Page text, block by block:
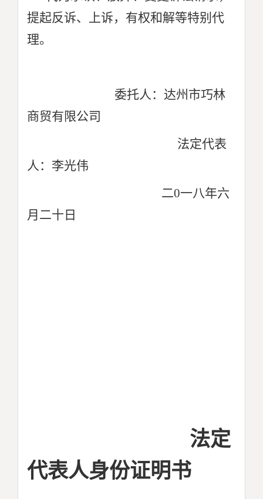
提起反诉、上诉，有权和解等特别代
理。
委托人：达州市巧林
商贸有限公司
法定代表
人：李光伟
二0一八年六
月二十日
法定
代表人身份证明书